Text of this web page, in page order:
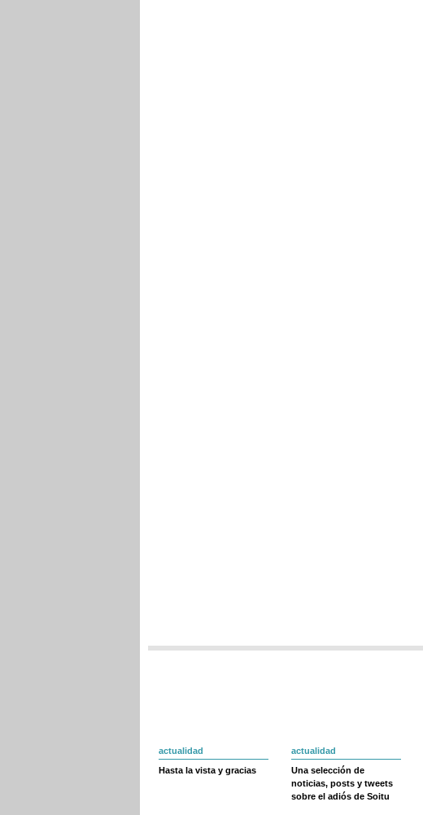
actualidad
Hasta la vista y gracias
actualidad
Una selección de
noticias, posts y tweets
sobre el adiós de Soitu